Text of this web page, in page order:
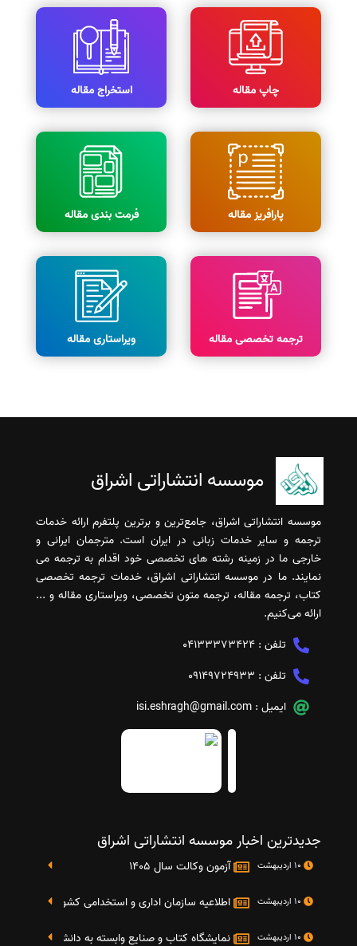
چاپ مقاله استخراج مقاله
پارافریز مقاله فرمت بندی مقاله
ترجمه تخصصی مقاله ویراستاری مقاله
موسسه انتشاراتی اشراق
موسسه انتشاراتی اشراق، جامع‌ترین و برترین پلتفرم ارائه خدمات
ترجمه و سایر خدمات زبانی در ایران است. مترجمان ایرانی و
خارجی ما در زمینه رشته های تخصصی خود اقدام به ترجمه می
نمایند. ما در موسسه انتشاراتی اشراق، خدمات ترجمه تخصصی
کتاب، ترجمه مقاله، ترجمه متون تخصصی، ویراستاری مقاله و ...
ارائه می‌کنیم.
تلفن : 04133373424
تلفن : 09149724933
ایمیل : isi.eshragh@gmail.com
جدیدترین اخبار موسسه انتشاراتی اشراق
آزمون وکالت سال 1405
اطلاعیه سازمان اداری و استخدامی کشور در خصوص
نمایشگاه کتاب و صنایع وابسته به دانشگاه صنعتی شریف 4 الی 8 مهر